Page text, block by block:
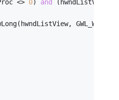
<> 0) and
(hwndListView